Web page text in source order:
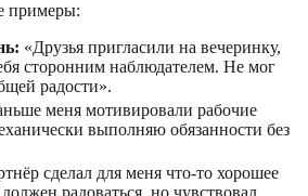
примеры:
«Друзья пригласили на вечеринку,
сторонним наблюдателем. Не мог
радости».
меня мотивировали рабочие
выполняю обязанности без
сделал для меня что-то хорошее